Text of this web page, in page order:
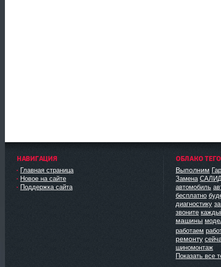
НАВИГАЦИЯ
Главная страница
Новое на сайте
Поддержка сайта
ОБЛАКО
Выполним
Замена
автомобиль
бесплатно
диагностику
звоните
машины
работаем
ремонту
шиномонтаж
Показать все